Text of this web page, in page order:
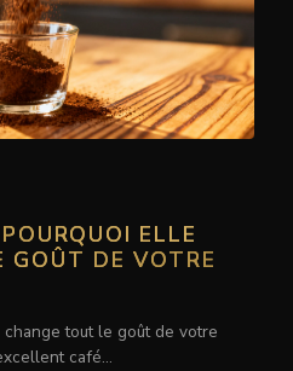
ELLE
GOÛT DE VOTRE
tout le goût de votre
café…